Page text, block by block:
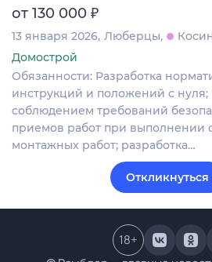
от 130 000 ₽
13 января 2026 Люберцы
Домострой
Обязанности: Разработка
инструкций и положений с нуля;
соблюдением требований
приемов работ при выполнении
монтажных работ; разработка…
Откликнуться
18+